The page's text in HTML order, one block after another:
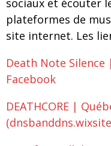
sociaux et écouter
plateformes de
site internet. Les
Death Note Silence
Facebook
DEATHCORE |